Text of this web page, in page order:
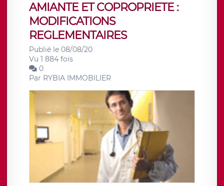
AMIANTE ET COPROPRIETE :
MODIFICATIONS
REGLEMENTAIRES
Publié le 08/08/20
Vu 1 884 fois
0
Par RYBIA IMMOBILIER